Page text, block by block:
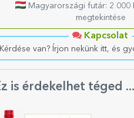
Magyarországi futár: 2 000
megtekintése
Kapcsolat
van? Írjon nekünk itt, és
is érdekelhet téged ...